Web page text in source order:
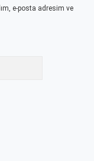
e-posta adresim ve